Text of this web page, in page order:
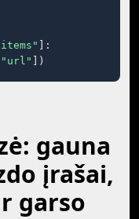
]:
"url" ])
gauna
įrašai,
garso